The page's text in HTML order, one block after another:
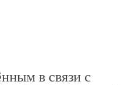
в связи с